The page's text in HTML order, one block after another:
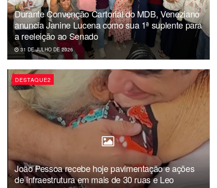
Durante Convenção Cartorial do MDB, Veneziano
anuncia Janine Lucena como sua 1ª suplente para
a reeleição ao Senado
31 DE JULHO DE 2026
DESTAQUE2
João Pessoa recebe hoje pavimentação e ações
de infraestrutura em mais de 30 ruas e Leo